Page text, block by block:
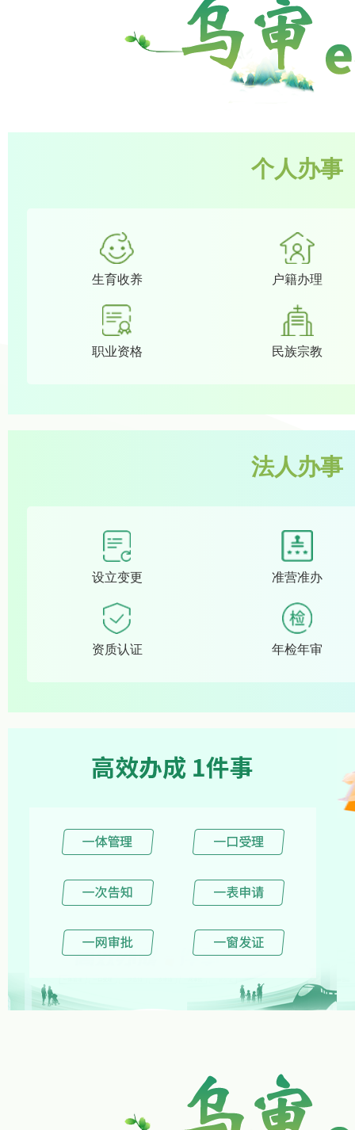
个人办事
生育收养 户籍办理
职业资格 民族宗教
法人办事
设立变更 准营准办
资质认证 年检年审